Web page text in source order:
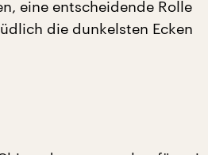
eine entscheidende Rolle
die dunkelsten Ecken